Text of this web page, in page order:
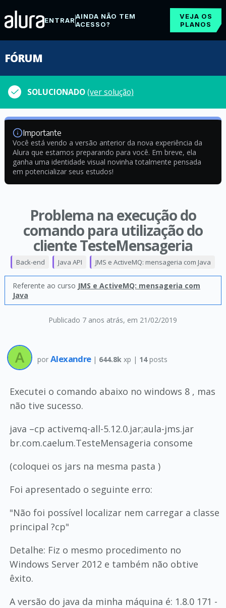
ENTRARAINDA NÃO TEM
ACESSO?
VEJA OS
PLANOS
FÓRUM
SOLUCIONADO(ver solução)
Importante
Você está vendo a versão anterior da nova experiência da
Alura que estamos preparando para você. Em breve, ela
ganha uma identidade visual novinha totalmente pensada
em potencializar seus estudos!
Problema na execução do
comando para utilização do
cliente TesteMensageria
Publicado 7 anos atrás, em 21/02/2019
Back-end Java API JMS e ActiveMQ: mensageria com Java
Referente ao curso JMS e ActiveMQ: mensageria com
Java
por Alexandre | 644.8k xp | 14posts
Executei o comando abaixo no windows 8 , mas
não tive sucesso.
java –cp activemq-all-5.12.0.jar;aula-jms.jar
br.com.caelum.TesteMensageria consome
(coloquei os jars na mesma pasta )
Foi apresentado o seguinte erro:
"Não foi possível localizar nem carregar a classe
principal ?cp"
Detalhe: Fiz o mesmo procedimento no
Windows Server 2012 e também não obtive
êxito.
A versão do java da minha máquina é: 1.8.0 171 -